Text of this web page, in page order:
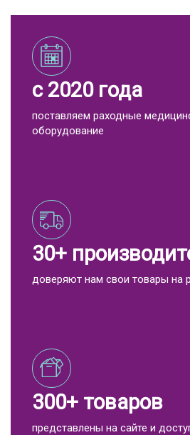
с 2020 года
поставляем раходные
оборудование
30+
доверяют нам свои товары на
300+ товаров
представлены на сайте и